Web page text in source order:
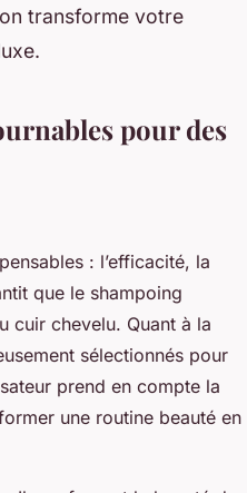
transforme votre
pour des
: l’efficacité, la
que le shampoing
cuir chevelu. Quant à la
sélectionnés pour
prend en compte la
une routine beauté en